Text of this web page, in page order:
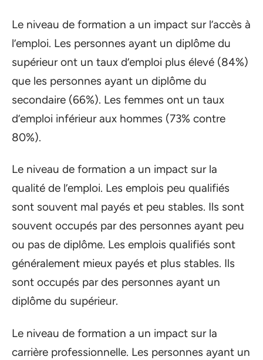
Le niveau de formation a un impact sur l’accès à
l’emploi. Les personnes ayant un diplôme du
supérieur ont un taux d’emploi plus élevé (84%)
que les personnes ayant un diplôme du
secondaire (66%). Les femmes ont un taux
d’emploi inférieur aux hommes (73% contre
80%).
Le niveau de formation a un impact sur la
qualité de l’emploi. Les emplois peu qualifiés
sont souvent mal payés et peu stables. Ils sont
souvent occupés par des personnes ayant peu
ou pas de diplôme. Les emplois qualifiés sont
généralement mieux payés et plus stables. Ils
sont occupés par des personnes ayant un
diplôme du supérieur.
Le niveau de formation a un impact sur la
carrière professionnelle. Les personnes ayant un